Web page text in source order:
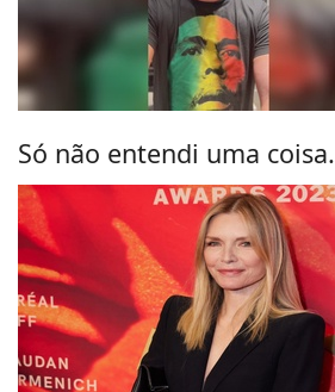
Só não entendi uma coisa.